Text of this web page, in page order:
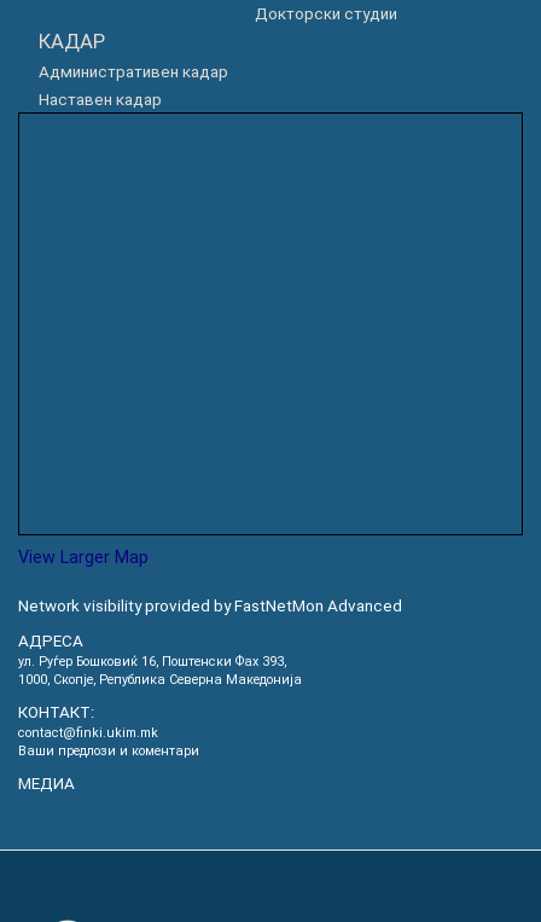
Докторски студии
КАДАР
Административен кадар
Наставен кадар
View Larger Map
Network visibility provided by FastNetMon Advanced
АДРЕСА
ул. Руѓер Бошковиќ 16, Пoштенски Фах 393,
1000, Скопје, Република Северна Македонија
КОНТАКТ:
contact@finki.ukim.mk
Ваши предлози и коментари
МЕДИА